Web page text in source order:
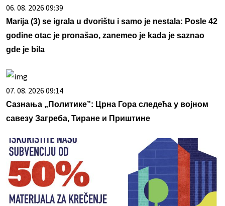
06. 08. 2026 09:39
Marija (3) se igrala u dvorištu i samo je nestala: Posle 42
godine otac je pronašao, zanemeo je kada je saznao
gde je bila
07. 08. 2026 09:14
Сазнања „Политике”: Црна Гора следећа у војном
савезу Загреба, Тиране и Приштине